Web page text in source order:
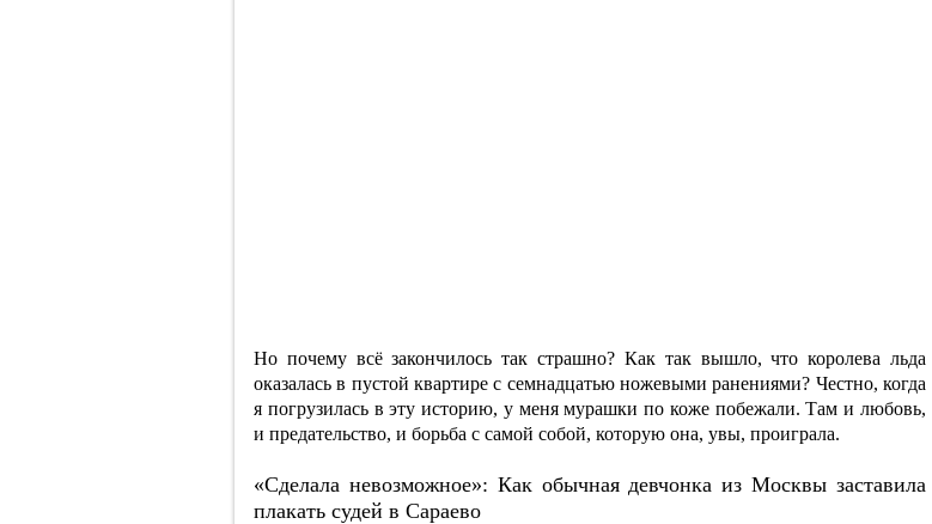
Но почему всё закончилось так страшно? Как так вышло, что королева льда
оказалась в пустой квартире с семнадцатью ножевыми ранениями? Честно, когда
я погрузилась в эту историю, у меня мурашки по коже побежали. Там и любовь,
и предательство, и борьба с самой собой, которую она, увы, проиграла.
«Сделала невозможное»: Как обычная девчонка из Москвы заставила
плакать судей в Сараево